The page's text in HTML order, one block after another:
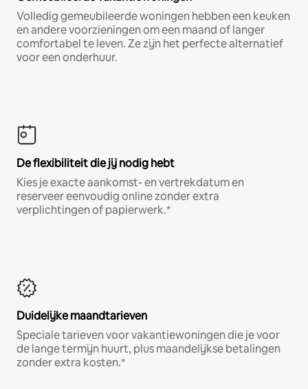
Volledig gemeubileerde woningen hebben een keuken
en andere voorzieningen om een maand of langer
comfortabel te leven. Ze zijn het perfecte alternatief
voor een onderhuur.
De flexibiliteit die jij nodig hebt
Kies je exacte aankomst- en vertrekdatum en
reserveer eenvoudig online zonder extra
verplichtingen of papierwerk.*
Duidelijke maandtarieven
Speciale tarieven voor vakantiewoningen die je voor
de lange termijn huurt, plus maandelijkse betalingen
zonder extra kosten.*